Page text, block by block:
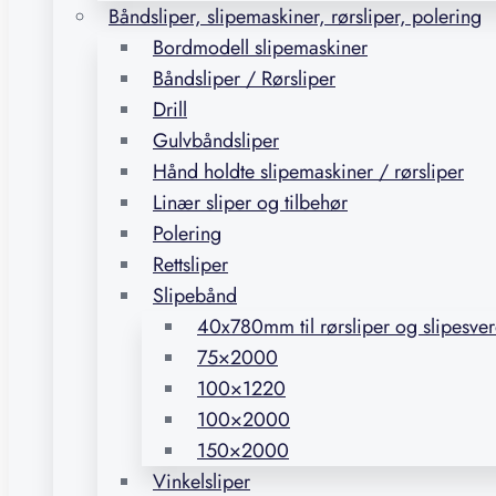
Båndsliper, slipemaskiner, rørsliper, polering
Bordmodell slipemaskiner
Båndsliper / Rørsliper
Drill
Gulvbåndsliper
Hånd holdte slipemaskiner / rørsliper
Linær sliper og tilbehør
Polering
Rettsliper
Slipebånd
40x780mm til rørsliper og
75×2000
100×1220
100×2000
150×2000
Vinkelsliper